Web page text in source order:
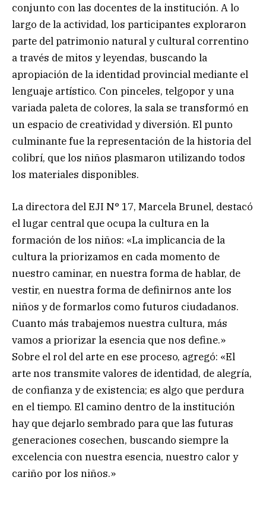
conjunto con las docentes de la institución. A lo
largo de la actividad, los participantes exploraron
parte del patrimonio natural y cultural correntino
a través de mitos y leyendas, buscando la
apropiación de la identidad provincial mediante el
lenguaje artístico. Con pinceles, telgopor y una
variada paleta de colores, la sala se transformó en
un espacio de creatividad y diversión. El punto
culminante fue la representación de la historia del
colibrí, que los niños plasmaron utilizando todos
los materiales disponibles.
La directora del EJI N° 17, Marcela Brunel, destacó
el lugar central que ocupa la cultura en la
formación de los niños: «La implicancia de la
cultura la priorizamos en cada momento de
nuestro caminar, en nuestra forma de hablar, de
vestir, en nuestra forma de definirnos ante los
niños y de formarlos como futuros ciudadanos.
Cuanto más trabajemos nuestra cultura, más
vamos a priorizar la esencia que nos define.»
Sobre el rol del arte en ese proceso, agregó: «El
arte nos transmite valores de identidad, de alegría,
de confianza y de existencia; es algo que perdura
en el tiempo. El camino dentro de la institución
hay que dejarlo sembrado para que las futuras
generaciones cosechen, buscando siempre la
excelencia con nuestra esencia, nuestro calor y
cariño por los niños.»